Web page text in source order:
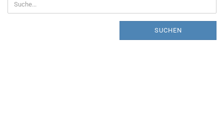
NOCH
EINMAL
SUCHEN